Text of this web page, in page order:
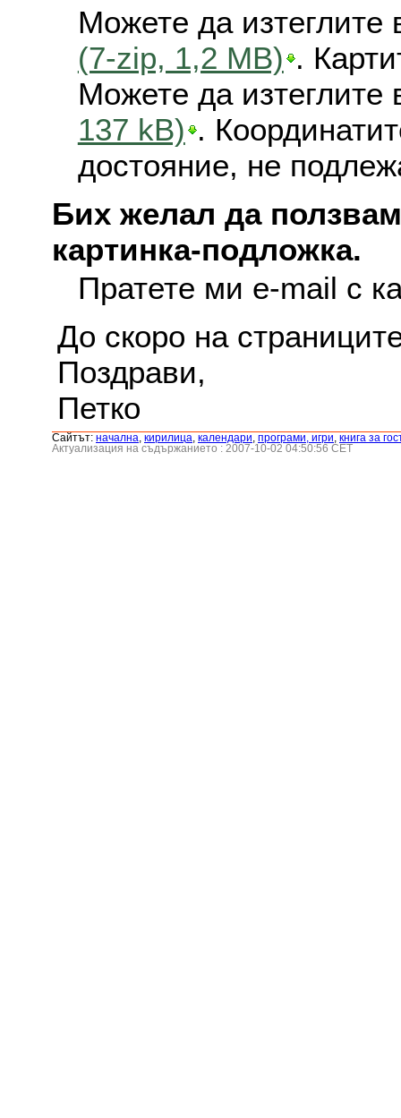
Можете да изтеглите
(7-zip, 1,2 MB) .
Можете да изтеглите
137 kB) .
достояние, не
Бих желал да
картинка-подложка.
Пратете ми e-mail с
До скоро на
Поздрави,
Петко
Сайтът: началнa кирилица календари програми, игри книга за
Актуализация на съдържанието : 2007-10-02 04:50:56 CET